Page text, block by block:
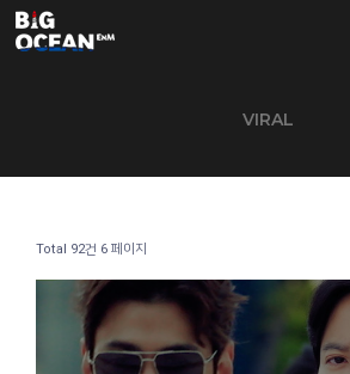
VIRAL
Total 92건 6 페이지